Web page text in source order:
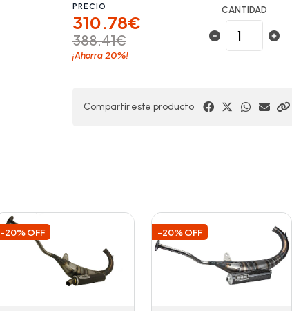
PRECIO
310.78€
388.41€
¡Ahorra 20%!
CANTIDAD
Compartir este producto
-20% OFF -20% OFF